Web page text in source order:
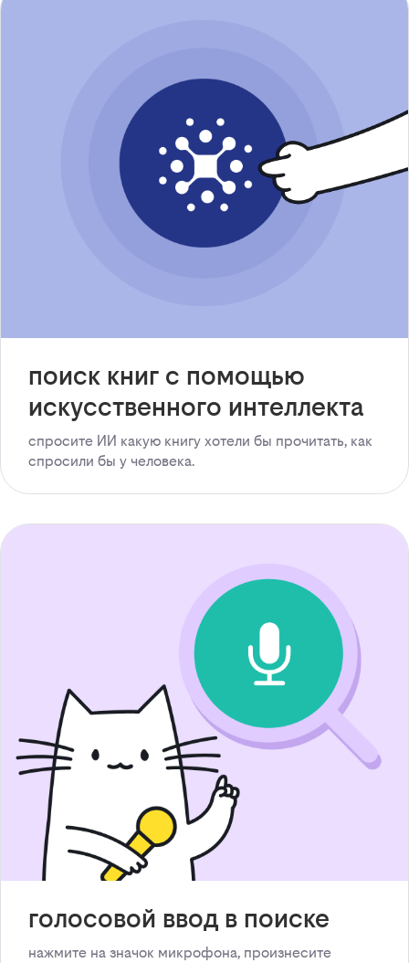
поиск книг с помощью
искусственного интеллекта
спросите ИИ какую книгу хотели бы прочитать, как
спросили бы у человека.
голосовой ввод в поиске
нажмите на значок микрофона, произнесите